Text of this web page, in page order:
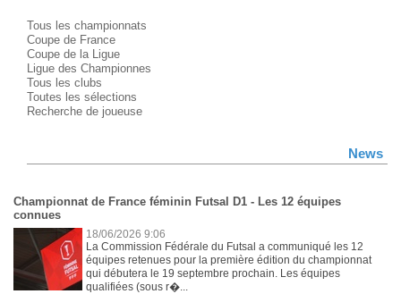
Tous les championnats
Coupe de France
Coupe de la Ligue
Ligue des Championnes
Tous les clubs
Toutes les sélections
Recherche de joueuse
News
Championnat de France féminin Futsal D1 - Les 12 équipes
connues
18/06/2026 9:06
La Commission Fédérale du Futsal a communiqué les 12
équipes retenues pour la première édition du championnat
qui débutera le 19 septembre prochain. Les équipes
qualifiées (sous r�...